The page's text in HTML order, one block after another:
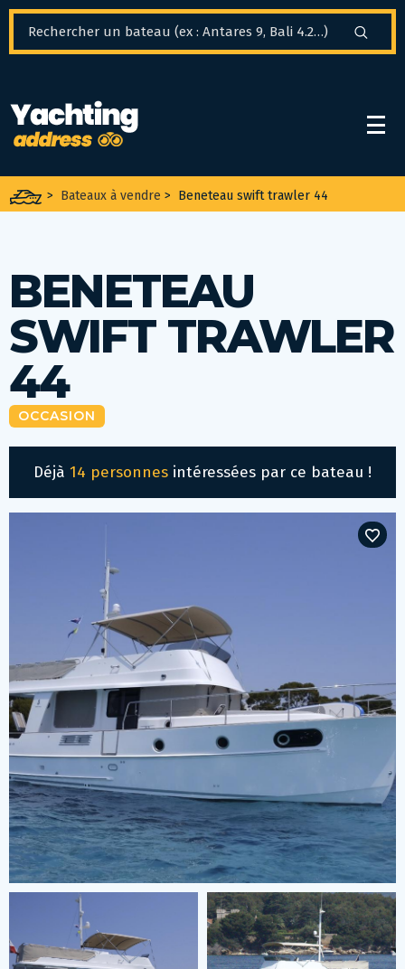
> Bateaux à vendre > Beneteau swift trawler 44
BENETEAU
SWIFT TRAWLER
44
OCCASION
Déjà 14 personnes intéressées par ce bateau !
Panneau de gestion des cookies